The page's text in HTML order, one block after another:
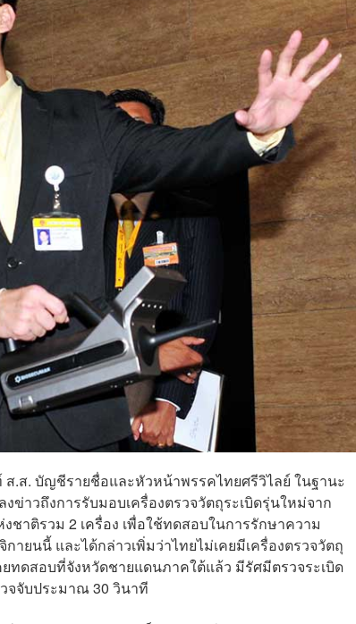
.ส. บัญชีรายชื่อและหัวหน้าพรรคไทยศรีวิไลย์ ในฐานะ
าวถึงการรับมอบเครื่องตรวจวัตถุระเบิดรุ่นใหม่จาก
าติรวม 2 เครื่อง เพื่อใช้ทดสอบในการรักษาความ
ยนนี้ และได้กล่าวเพิ่มว่าไทยไม่เคยมีเครื่องตรวจวัตถุ
ยทดสอบที่จังหวัดชายแดนภาคใต้แล้ว มีรัศมีตรวจระเบิด
จจับประมาณ 30 วินาที